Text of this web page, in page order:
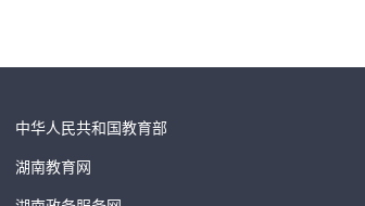
中华人民共和国教育部
湖南教育网